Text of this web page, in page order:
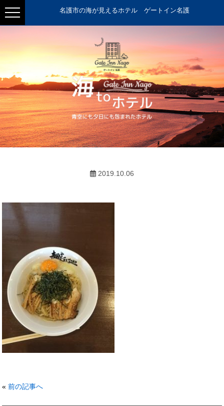
名護市の海が見えるホテル ゲートイン名護
2019.10.06
«前の記事へ